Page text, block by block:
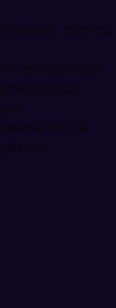
· İstanbul
etkinlikleriniz
veriyor.
Büyük
ses.